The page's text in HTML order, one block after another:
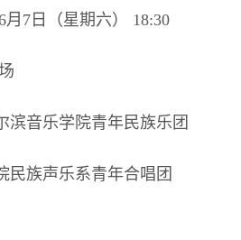
月7日（星期六） 18:30
滨音乐学院青年民族乐团
民族声乐系青年合唱团